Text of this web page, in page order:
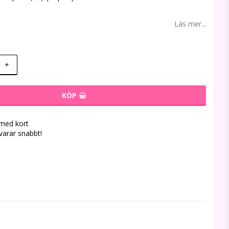
Läs mer...
+
KÖP
kort
snabbt!